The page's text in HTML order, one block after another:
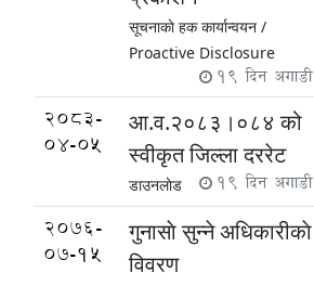
सूचनाकाे हक कार्यान्वयन /
Proactive Disclosure
19 दिन अगाडी
2083-
04-05
आ.व.२०८३।०८४ को
स्वीकृत जिल्ला दररेट
डाउनलाेड 19 दिन अगाडी
2076-
07-15
गुनासाे सुन्ने अधिकारीकाे
विवरण